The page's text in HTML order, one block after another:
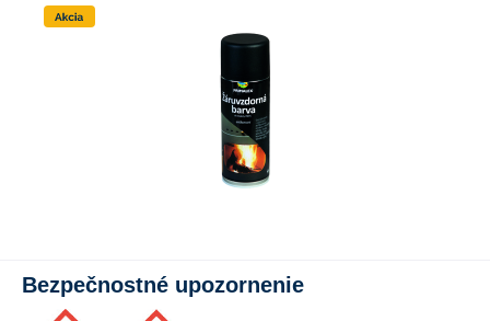
Bezpečnostné upozornenie